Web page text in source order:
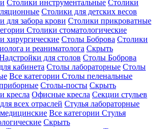
Столики инструментальные Столики
Столики для детских весов
для забора крови Столики прикроватные
Столики стоматологические
хирургические Столы Боброва Столики
и реаниматолога Скрыть
для столов Столы Боброва
кабинета Столы лабораторные Столы
Все категории Столы пеленальные
Столы-посты Скрыть
кресла Офисные кресла Секции стульев
всех отраслей Стулья лабораторные
Все категории Стулья
Скрыть